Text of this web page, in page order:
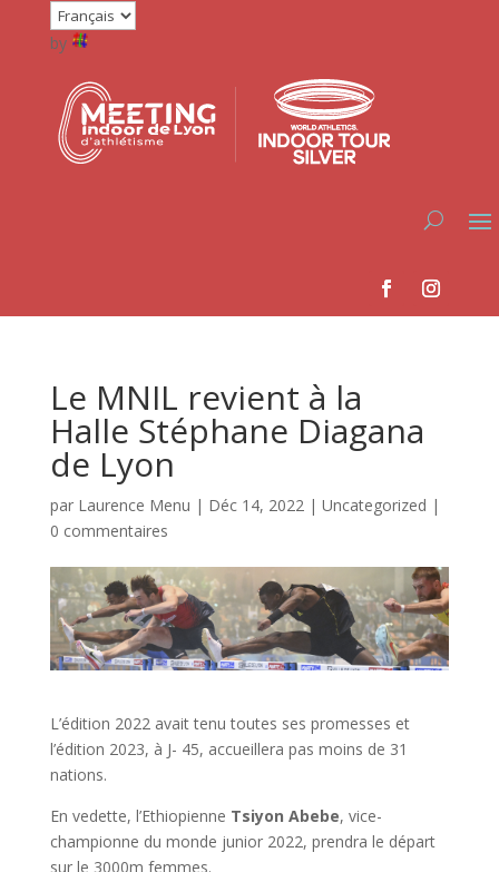
by
Le MNIL revient à la
Halle Stéphane Diagana
de Lyon
par Laurence Menu | Déc 14, 2022| Uncategorized |
0 commentaires
L’édition 2022 avait tenu toutes ses promesses et
l’édition 2023, à J- 45, accueillera pas moins de 31
nations.
En vedette, l’Ethiopienne Tsiyon Abebe, vice-
championne du monde junior 2022, prendra le départ
sur le 3000m femmes.